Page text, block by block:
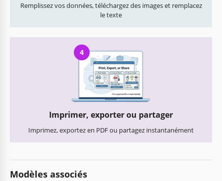
Remplissez vos données, téléchargez des images et remplacez
le texte
4
Imprimer, exporter ou partager
Imprimez, exportez en PDF ou partagez instantanément
Modèles associés